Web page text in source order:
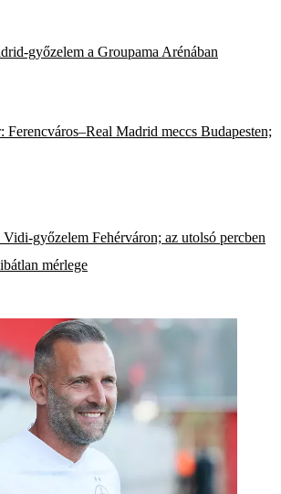
győzelem a Groupama Arénában
Ferencváros–Real Madrid meccs Budapesten;
győzelem Fehérváron; az utolsó percben
mérlege